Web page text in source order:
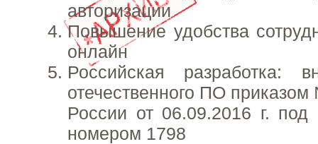
авторизации
Повышение удобства
онлайн
Российская разработка:
отечественного ПО
России от 06.09.2016 г. под
номером 1798